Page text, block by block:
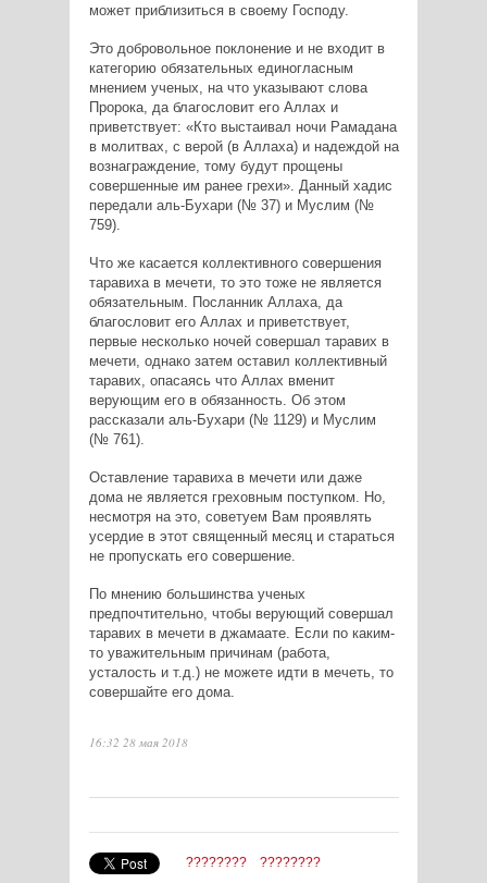
может приблизиться в своему Господу.
Это добровольное поклонение и не входит в
категорию обязательных единогласным
мнением ученых, на что указывают слова
Пророка, да благословит его Аллах и
приветствует: «Кто выстаивал ночи Рамадана
в молитвах, с верой (в Аллаха) и надеждой на
вознаграждение, тому будут прощены
совершенные им ранее грехи». Данный хадис
передали аль-Бухари (№ 37) и Муслим (№
759).
Что же касается коллективного совершения
таравиха в мечети, то это тоже не является
обязательным. Посланник Аллаха, да
благословит его Аллах и приветствует,
первые несколько ночей совершал таравих в
мечети, однако затем оставил коллективный
таравих, опасаясь что Аллах вменит
верующим его в обязанность. Об этом
рассказали аль-Бухари (№ 1129) и Муслим
(№ 761).
Оставление таравиха в мечети или даже
дома не является греховным поступком. Но,
несмотря на это, советуем Вам проявлять
усердие в этот священный месяц и стараться
не пропускать его совершение.
По мнению большинства ученых
предпочтительно, чтобы верующий совершал
таравих в мечети в джамаате. Если по каким-
то уважительным причинам (работа,
усталость и т.д.) не можете идти в мечеть, то
совершайте его дома.
16:32 28 мая 2018
???????? ????????